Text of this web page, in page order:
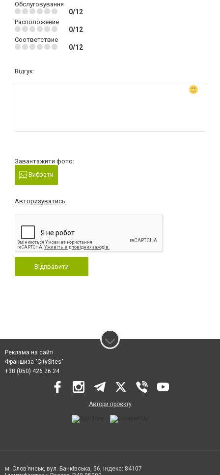
Обслуговування
0/12
Расположение
0/12
Соответствие
0/12
Відгук:
Завантажити фото:
Вибрати
Авторизуватись
Відправити
Реклама на сайті
Франшиза "CitySites"
+38 (050) 426 26 24
Автори проєкту
м. Слов’янськ, вул. Банківська, 56, індекс: 84107